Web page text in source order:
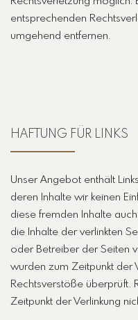
entsprechenden
umgehend entfernen.
HAFTUNG FÜR LINKS
Unser Angebot enthält
deren Inhalte wir keinen
diese fremden Inhalte
die Inhalte der verlinkten
oder Betreiber der Seiten
wurden zum Zeitpunkt der
Rechtsverstöße überprüft.
Zeitpunkt der Verlinkung